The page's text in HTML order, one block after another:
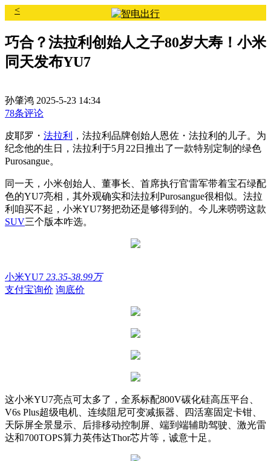
<
巧合？法拉利创始人之子80岁大寿！小米
同天发布YU7
孙肇鸿 2025-5-23 14:34
78条评论
皮耶罗・ 法拉利
，法拉利品牌创始人恩佐・法拉利的儿子。为
纪念他的生日，法拉利于5月22日推出了一款特别定制的绿色
Purosangue。
同一天，小米创始人、董事长、首席执行官雷军带着宝石绿配
色的YU7亮相，其外观确实和法拉利Purosangue很相似。法拉
利咱买不起，小米YU7努把劲还是够得到的。今儿来唠唠这款
SUV三个版本咋选。
小米YU7 23.35-38.99万
支付宝询价 询底价
这小米YU7亮点可太多了，全系标配800V碳化硅高压平台、
V6s Plus超级电机、连续阻尼可变减振器、四活塞固定卡钳、
天际屏全景显示、后排移动控制屏、端到端辅助驾驶、激光雷
达和700TOPS算力英伟达Thor芯片等，诚意十足。